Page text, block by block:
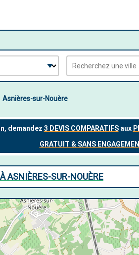
Asnières-sur-Nouère
ASNIÈRES-SUR-NOUÈRE